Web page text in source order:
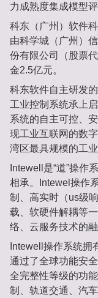
力成熟度集成模型评
科东（广州）软件
由科学城（广州）
份有限公司（股票
金2.5亿元。
科东软件自主研发
工业控制系统承上
系统的自主可控、
现工业互联网的数
湾区最具规模的工
Intewell是“道”操作
相承。Intewel操作
制、高实时（us级
载、软硬件解耦等
络、云服务技术的融
Intewell操作系统拥
通过了全球功能安
全完整性等级的功
制、轨道交通、汽